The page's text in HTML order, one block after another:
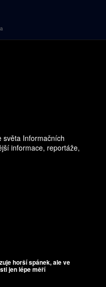
světa Informačních
informace, reportáže,
horší spánek, ale ve
jen lépe měří